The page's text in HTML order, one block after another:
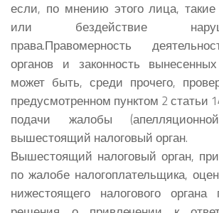
если, по мнению этого лица,
или бездействие
права.Правомерность
органов и законность
может быть, среди прочего,
предусмотренном пунктом 2 статьи
подачи жалобы
вышестоящий налоговый орган.
Вышестоящий налоговый орган,
по жалобе налогоплательщика,
нижестоящего налогового